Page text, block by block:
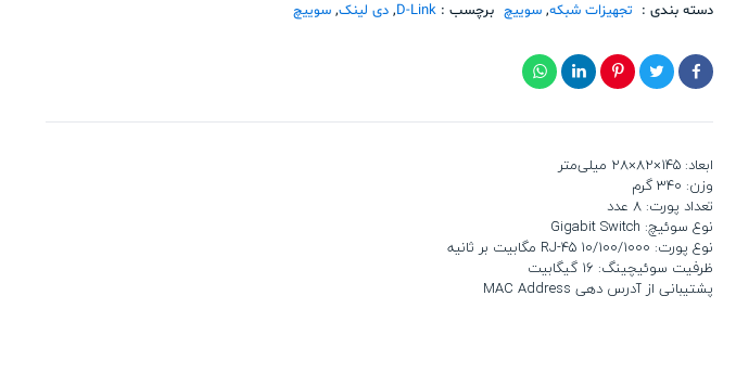
دسته بندی : تجهیزات شبکه, سوییچ برچسب : D-Link
, دی لینک, سوییچ
ابعاد: 145×82×28 میلی‌متر
وزن: 340 گرم
تعداد پورت: 8 عدد
نوع سوئیچ: Gigabit Switch
نوع پورت: RJ-45 10/100/1000 مگابیت بر ثانیه
ظرفیت سوئیچینگ: 16 گیگابیت
پشتیبانی از آدرس دهی MAC Address